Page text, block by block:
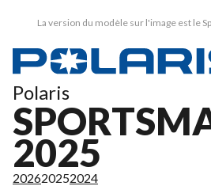
La version du modèle sur l'image est le
Polaris
2025
202620252024